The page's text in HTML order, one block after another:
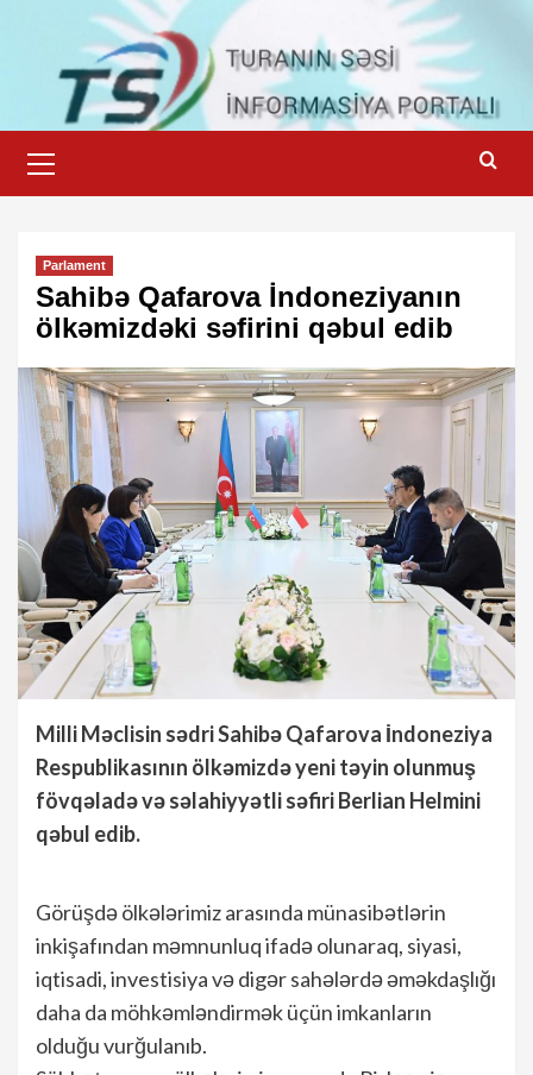
content
Menu
Parlament
Sahibə Qafarova İndoneziyanın
ölkəmizdəki səfirini qəbul edib
Milli Məclisin sədri Sahibə Qafarova İndoneziya
Respublikasının ölkəmizdə yeni təyin olunmuş
fövqəladə və səlahiyyətli səfiri Berlian Helmini
qəbul edib.
Görüşdə ölkələrimiz arasında münasibətlərin
inkişafından məmnunluq ifadə olunaraq, siyasi,
iqtisadi, investisiya və digər sahələrdə əməkdaşlığı
daha da möhkəmləndirmək üçün imkanların
olduğu vurğulanıb.